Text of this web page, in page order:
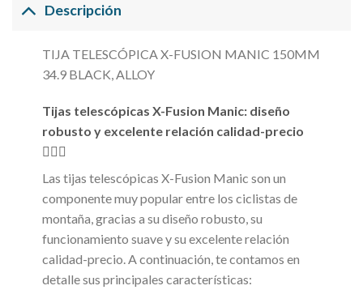
Descripción
TIJA TELESCÓPICA X-FUSION MANIC 150MM
34.9 BLACK, ALLOY
Tijas telescópicas X-Fusion Manic: diseño
robusto y excelente relación calidad-precio
🚴‍♂️✨
Las tijas telescópicas X-Fusion Manic son un
componente muy popular entre los ciclistas de
montaña, gracias a su diseño robusto, su
funcionamiento suave y su excelente relación
calidad-precio. A continuación, te contamos en
detalle sus principales características: